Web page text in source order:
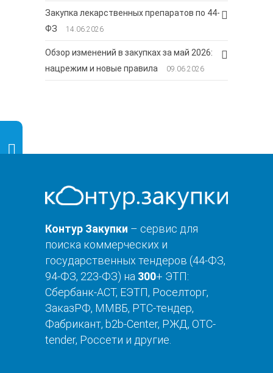
Закупка лекарственных препаратов по 44-
ФЗ
14.06.2026
Обзор изменений в закупках за май 2026:
нацрежим и новые правила
09.06.2026
Контур Закупки – сервис для
поиска коммерческих и
государственных тендеров (44-ФЗ,
94-ФЗ, 223-ФЗ) на 300+ ЭТП:
Сбербанк-АСТ, ЕЭТП, Роселторг,
ЗаказРФ, ММВБ, РТС-тендер,
Фабрикант, b2b-Center, РЖД, OTC-
tender, Россети и другие.